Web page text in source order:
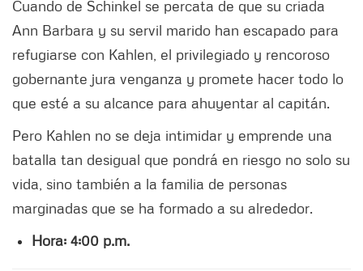
Cuando de Schinkel se percata de que su criada
Ann Barbara y su servil marido han escapado para
refugiarse con Kahlen, el privilegiado y rencoroso
gobernante jura venganza y promete hacer todo lo
que esté a su alcance para ahuyentar al capitán.
Pero Kahlen no se deja intimidar y emprende una
batalla tan desigual que pondrá en riesgo no solo su
vida, sino también a la familia de personas
marginadas que se ha formado a su alrededor.
Hora: 4:00 p.m.